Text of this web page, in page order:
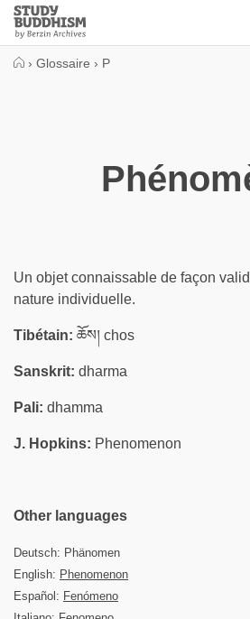
Close
Study
Buddhism
› Glossaire › P
Un objet connaissable de façon
nature individuelle.
Tibétain: ཆོས། chos
Sanskrit: dharma
Pali: dhamma
J. Hopkins: Phenomenon
Other languages
Deutsch: Phänomen
English: Phenomenon
Español: Fenómeno